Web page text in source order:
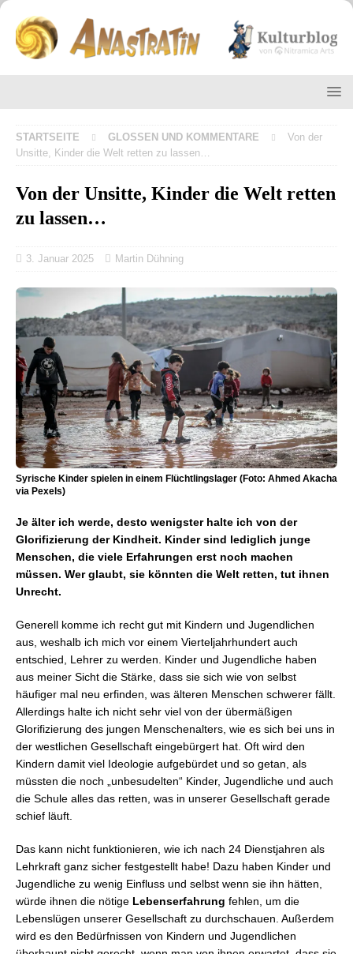
STARTSEITE GLOSSEN UND KOMMENTARE
Von der
Unsitte, Kinder die Welt retten zu lassen…
Von der Unsitte, Kinder die Welt retten
zu lassen…
3. Januar 2025 Martin Dühning
Syrische Kinder spielen in einem Flüchtlingslager (Foto: Ahmed Akacha
via Pexels)
Je älter ich werde, desto wenigster halte ich von der
Glorifizierung der Kindheit. Kinder sind lediglich junge
Menschen, die viele Erfahrungen erst noch machen
müssen. Wer glaubt, sie könnten die Welt retten, tut ihnen
Unrecht.
Generell komme ich recht gut mit Kindern und Jugendlichen
aus, weshalb ich mich vor einem Vierteljahrhundert auch
entschied, Lehrer zu werden. Kinder und Jugendliche haben
aus meiner Sicht die Stärke, dass sie sich wie von selbst
häufiger mal neu erfinden, was älteren Menschen schwerer fällt.
Allerdings halte ich nicht sehr viel von der übermäßigen
Glorifizierung des jungen Menschenalters, wie es sich bei uns in
der westlichen Gesellschaft eingebürgert hat. Oft wird den
Kindern damit viel Ideologie aufgebürdet und so getan, als
müssten die noch „unbesudelten“ Kinder, Jugendliche und auch
die Schule alles das retten, was in unserer Gesellschaft gerade
schief läuft.
Das kann nicht funktionieren, wie ich nach 24 Dienstjahren als
Lehrkraft ganz sicher festgestellt habe! Dazu haben Kinder und
Jugendliche zu wenig Einfluss und selbst wenn sie ihn hätten,
würde ihnen die nötige Lebenserfahrung fehlen, um die
Lebenslügen unserer Gesellschaft zu durchschauen. Außerdem
wird es den Bedürfnissen von Kindern und Jugendlichen